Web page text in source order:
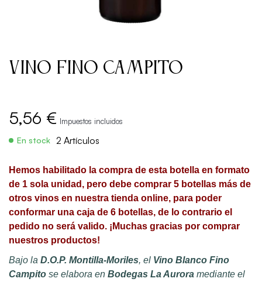
Vino Fino Campito
5,56 € Impuestos incluidos
En stock 2 Artículos
Hemos habilitado la compra de esta botella en formato
de 1 sola unidad, pero debe comprar 5 botellas más de
otros vinos en nuestra tienda online, para poder
conformar una caja de 6 botellas, de lo contrario el
pedido no será valido. ¡Muchas gracias por comprar
nuestros productos!
Bajo la D.O.P. Montilla-Moriles, el Vino Blanco Fino
Campito se elabora en Bodegas La Aurora mediante el